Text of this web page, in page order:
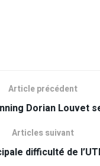
Article précédent
Dorian Louvet
Articles suivant
difficulté de